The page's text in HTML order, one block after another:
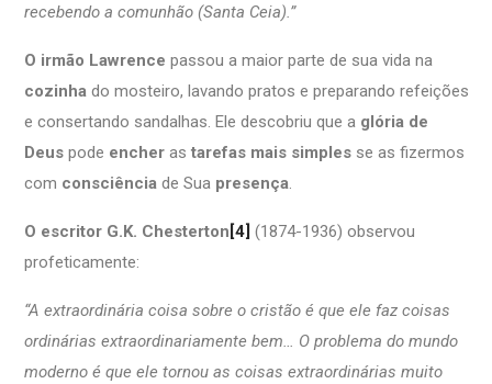
recebendo a comunhão (Santa Ceia).”
O irmão Lawrence passou a maior parte de sua vida na
cozinha do mosteiro, lavando pratos e preparando refeições
e consertando sandalhas. Ele descobriu que a glória de
Deus pode encher as tarefas mais simples se as fizermos
com consciência de Sua presença.
O escritor G.K. Chesterton [4] (1874-1936) observou
profeticamente:
“A extraordinária coisa sobre o cristão é que ele faz coisas
ordinárias extraordinariamente bem… O problema do mundo
moderno é que ele tornou as coisas extraordinárias muito